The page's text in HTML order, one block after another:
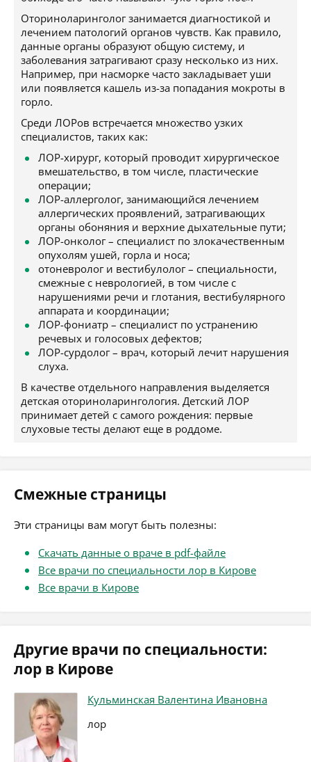
Оториноларинголог занимается диагностикой и
лечением патологий органов чувств. Как правило,
данные органы образуют общую систему, и
заболевания затрагивают сразу несколько из них.
Например, при насморке часто закладывает уши
или появляется кашель из-за попадания мокроты в
горло.
Среди ЛОРов встречается множество узких
специалистов, таких как:
ЛОР-хирург, который проводит хирургическое
вмешательство, в том числе, пластические
операции;
ЛОР-аллерголог, занимающийся лечением
аллергических проявлений, затрагивающих
органы обоняния и верхние дыхательные пути;
ЛОР-онколог – специалист по злокачественным
опухолям ушей, горла и носа;
отоневролог и вестибулолог – специальности,
смежные с неврологией, в том числе с
нарушениями речи и глотания, вестибулярного
аппарата и координации;
ЛОР-фониатр – специалист по устранению
речевых и голосовых дефектов;
ЛОР-сурдолог – врач, который лечит нарушения
слуха.
В качестве отдельного направления выделяется
детская оториноларингология. Детский ЛОР
принимает детей с самого рождения: первые
слуховые тесты делают еще в роддоме.
Смежные страницы
Эти страницы вам могут быть полезны:
Скачать данные о враче в pdf-файле
Все врачи по специальности лор в Кирове
Все врачи в Кирове
Другие врачи по специальности:
лор в Кирове
Кульминская Валентина Ивановна
лор